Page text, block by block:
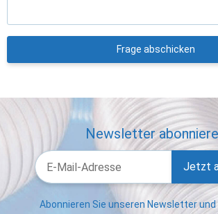
Frage abschicken
Newsletter
Jetzt
Abonnieren Sie unseren Newsletter und